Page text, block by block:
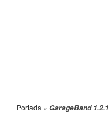
Portada » GarageBand 1.2.1